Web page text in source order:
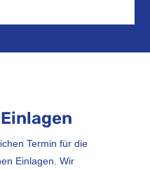
Termin für die
Einlagen. Wir